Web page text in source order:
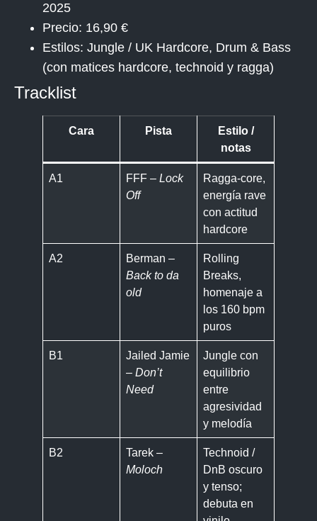
2025
Precio: 16,90 €
Estilos: Jungle / UK Hardcore, Drum & Bass
(con matices hardcore, technoid y ragga)
Tracklist
Cara Pista
Estilo /
notas
A1 FFF –Lock
Off
Ragga-core,
energía rave
con actitud
hardcore
A2
Berman –
Back to da
old
Rolling
Breaks,
homenaje a
los 160 bpm
puros
B1
Jailed Jamie
–Don’t
Need
Jungle con
equilibrio
entre
agresividad
y melodía
B2
Tarek –
Moloch
Technoid /
DnB oscuro
y tenso;
debuta en